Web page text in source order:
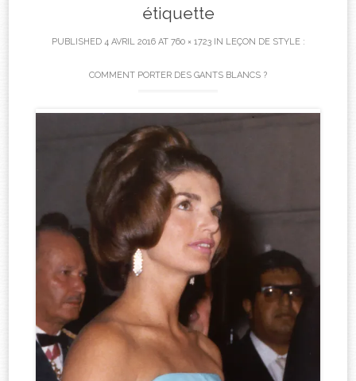
étiquette
PUBLISHED 4 AVRIL 2016AT 760 × 1723IN LEÇON DE STYLE :
COMMENT PORTER DES GANTS BLANCS ?